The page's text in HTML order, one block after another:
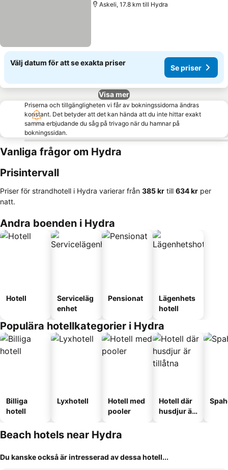
Askeli, 17.8 km till Hydra
Välj datum för att se exakta priser
Se priser
Visa mer
Priserna och tillgängligheten vi får av bokningssidorna ändras
konstant. Det betyder att det kan hända att du inte hittar exakt
samma erbjudande du såg på trivago när du hamnar på
bokningssidan.
Vanliga frågor om Hydra
Prisintervall
Priser för strandhotell i Hydra varierar från ‎385 kr till ‎634 kr per
natt.
Andra boenden i Hydra
Hotell
Serviceläg
enhet
Pensionat
Lägenhets
hotell
Populära hotellkategorier i Hydra
Billiga
hotell
Lyxhotell
Hotell med
pooler
Hotell där
husdjur är
Beach hotels near Hydra
Du kanske också är intresserad av dessa hotell...